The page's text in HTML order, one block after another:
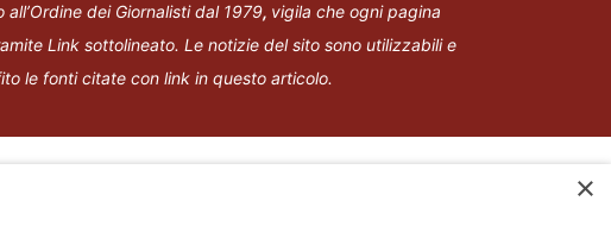
dei Giornalisti dal 1979, vigila che ogni pagina
Link sottolineato. Le notizie del sito sono utilizzabili e
o le fonti citate con link in questo articolo.
×